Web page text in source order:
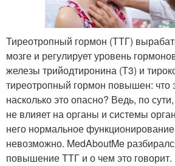
Тиреотропный гормон (ТТГ)
мозге и регулирует уровень
железы трийодтиронина (Т3) и
тиреотропный гормон повышен: что
насколько это опасно? Ведь, по
не влияет на органы и системы
него нормальное
невозможно. MedAboutMe
повышение ТТГ и о чем это говорит.